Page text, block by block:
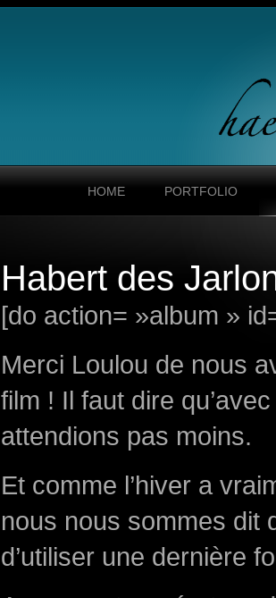
HOME PORTFOLIO
Habert des
[do action= »album »
Merci Loulou de nous
film ! Il faut dire
attendions pas moins.
Et comme l’hiver a
nous nous sommes dit
d’utiliser une dernière